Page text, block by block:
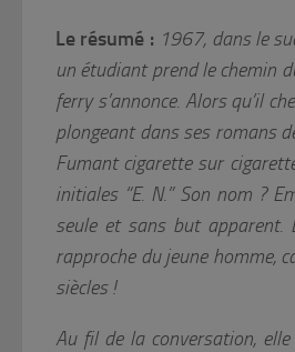
Le résumé : 1967, dans le
un étudiant prend le chemin
ferry s’annonce. Alors qu’il
plongeant dans ses romans
Fumant cigarette sur
initiales “E. N.” Son nom ?
seule et sans but apparent.
rapproche du jeune homme,
siècles !
Au fil de la conversation,